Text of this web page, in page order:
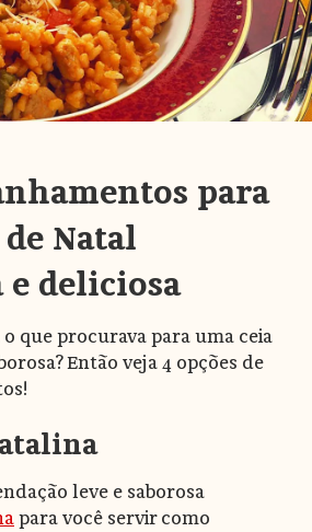
para
Natal
e deliciosa
que procurava para uma ceia
Então veja 4 opções de
leve e saborosa
para você servir como